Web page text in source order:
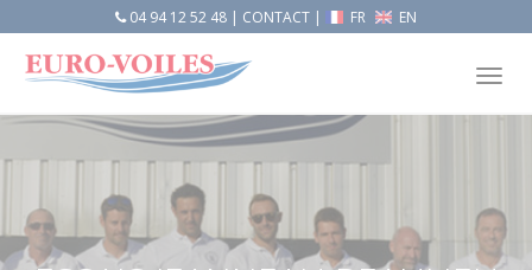
04 94 12 52 48| CONTACT| FR EN